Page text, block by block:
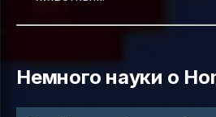
Немного науки о